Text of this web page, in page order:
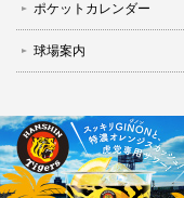
ポケットカレンダー
球場案内